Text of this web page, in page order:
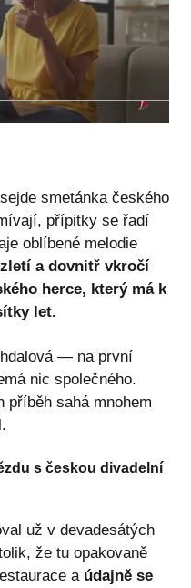
smetánka českého
přípitky se řadí
oblíbené melodie
a dovnitř vkročí
herce, který má k
let.
— na první
nic společného.
příběh sahá mnohem
s českou divadelní
už v devadesátých
že tu opakovaně
a údajně se